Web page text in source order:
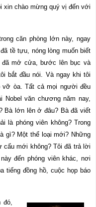
xin chào mừng quý vị đến với
căn phòng lớn này, ngay
tề tựu, nóng lòng muốn biết
đã mở cửa, bước lên bục và
bắt đầu nói. Và ngay khi tôi
vỡ òa. Tất cả mọi người đều
văn chương năm nay,
Bà lớn lên ở đâu? Bà đã viết
là phóng viên không? Trong
gì? Một thể loại mới? Những
cấu mới không? Tôi đã trả lời
đến phóng viên khác, nơi
tiếng đồng hồ, cuộc họp báo